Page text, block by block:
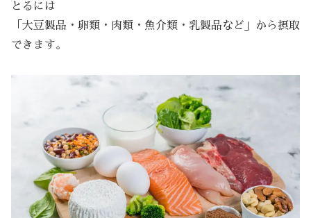
とるには
「大豆製品・卵類・肉類・魚介類・乳製品など」から摂取
できます。